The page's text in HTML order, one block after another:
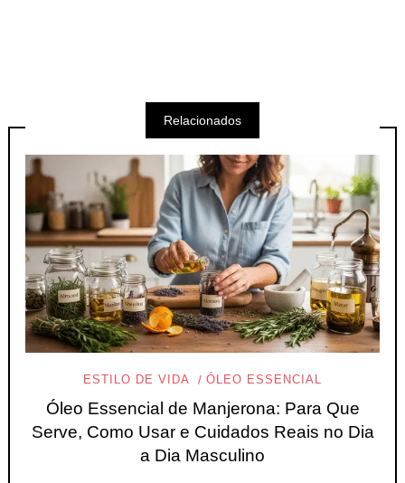
Relacionados
ESTILO DE VIDA ÓLEO ESSENCIAL
Óleo Essencial de Manjerona: Para Que
Serve, Como Usar e Cuidados Reais no Dia
a Dia Masculino